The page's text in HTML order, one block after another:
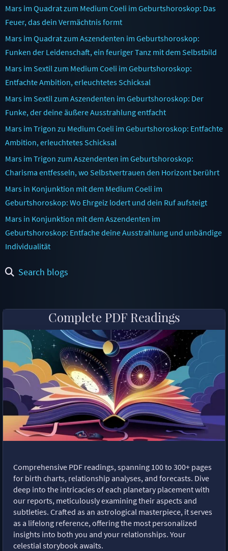
Mars im Quadrat zum Medium Coeli im Geburtshoroskop: Das
Feuer, das dein Vermächtnis formt
Mars im Quadrat zum Aszendenten im Geburtshoroskop:
Funken der Leidenschaft, ein feuriger Tanz mit dem Selbstbild
Mars im Sextil zum Medium Coeli im Geburtshoroskop:
Entfachte Ambition, erleuchtetes Schicksal
Mars im Sextil zum Aszendenten im Geburtshoroskop: Der
Funke, der deine äußere Ausstrahlung entfacht
Mars im Trigon zu Medium Coeli im Geburtshoroskop: Entfachte
Ambition, erleuchtetes Schicksal
Mars im Trigon zum Aszendenten im Geburtshoroskop:
Charisma entfesseln, wo Selbstvertrauen den Horizont berührt
Mars in Konjunktion mit dem Medium Coeli im
Geburtshoroskop: Wo Ehrgeiz lodert und dein Ruf aufsteigt
Mars in Konjunktion mit dem Aszendenten im
Geburtshoroskop: Entfache deine Ausstrahlung und unbändige
Individualität
Search blogs
Complete PDF Readings
Comprehensive PDF readings, spanning 100 to 300+ pages
for birth charts, relationship analyses, and forecasts. Dive
deep into the intricacies of each planetary placement with
our reports, meticulously examining their aspects and
subtleties. Crafted as an astrological masterpiece, it serves
as a lifelong reference, offering the most personalized
insights into both you and your relationships. Your
celestial storybook awaits.